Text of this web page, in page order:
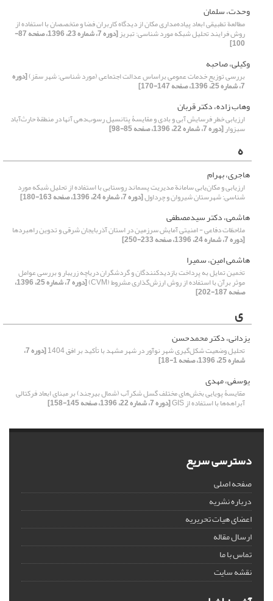
وحدت، سلمان
مطالعة تطبیقی ابعاد پیاده‌مداری مکان از دیدگاه کاربران فضا و متخصصان با استفاده از
روش فرایند تحلیل شبکه مورد شناسی: تبریز [دوره 7، شماره 23، 1396، صفحه 87-
100]
وکیلی، صاحبه
بررسی توزیع خدمات عمومی بر‌اساس عدالت اجتماعی (مورد شناسی: شهر سقز)[دوره
7، شماره 25، 1396، صفحه 147-170]
وهاب زاده، دکتر قربان
ارزیابی خطر فرسایش آبی و بادی و مقایسۀ پتانسیل رسوب‌دهی آنها در منطقة حارث‌آباد
سبزوار[دوره 7، شماره 22، 1396، صفحه 85-98]
ه
هاجری، بهرام
ارزیابی و مکان‌یابی سامانة مدیریت پسماند روستایی با استفاده از تحلیل شبکه مورد
شناسی: ‌شهرستان شیروان و چرداول[دوره 7، شماره 24، 1396، صفحه 163-180]
هاشمی، دکتر سید‌مصطفی
ملاحظات دفاعی - امنیتی آمایش سرزمین در استان آذربایجان شرقی و تدوین راهبردها
[دوره 7، شماره 24، 1396، صفحه 233-250]
هاشمی امین، سمیرا
تخمین تمایل به پرداخت بازدیدکنندگان و گردشگران دریاچه زریبار و بررسی عوامل
موثر برآن با استفاده از روش ارزش‌گذاری مشروط (CVM) [دوره 7، شماره 25، 1396،
صفحه 187-202]
ی
یزدانی، دکتر محمدحسن
تحلیل وضعیت شکل‌گیری شهر نوآور در شهر مشهد با تأکید بر افق 1404 [دوره 7،
شماره 25، 1396، صفحه 1-18]
یوسفی، مهدی
مقایسۀ پویایی بخش‌های مختلف گسل شکرآب (شمال بیرجند) بر مبنای ابعاد فرکتالی
آبراهه‌ها با استفاده از GIS [دوره 7، شماره 22، 1396، صفحه 145-158]
دسترسی سریع
صفحه اصلی
درباره نشریه
اعضای هیات تحریریه
ارسال مقاله
تماس با ما
نقشه سایت